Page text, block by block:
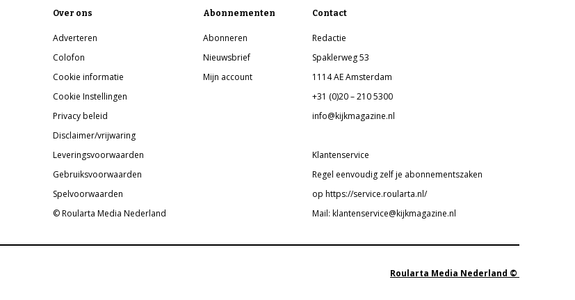
Over ons
Adverteren
Colofon
Cookie informatie
Cookie Instellingen
Privacy beleid
Disclaimer/vrijwaring
Leveringsvoorwaarden
Gebruiksvoorwaarden
Spelvoorwaarden
© Roularta Media Nederland
Abonnementen
Abonneren
Nieuwsbrief
Mijn account
Contact
Redactie
Spaklerweg 53
1114 AE Amsterdam
+31 (0)20 – 210 5300
info@kijkmagazine.nl
Klantenservice
Regel eenvoudig zelf je abonnementszaken
op https://service.roularta.nl/
Mail: klantenservice@kijkmagazine.nl
Roularta Media Nederland ©